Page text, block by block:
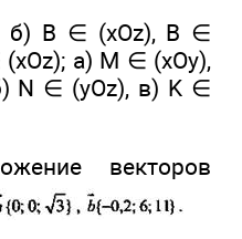
б) В ∈ (xOz), В ∈
а) М ∈ (xOy),
N ∈ (yOz), в) K ∈
векторов